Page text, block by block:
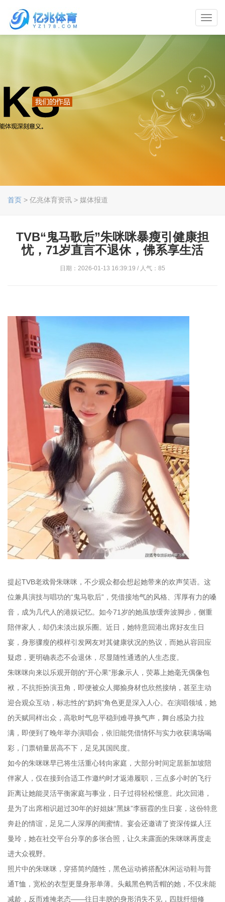
首页 > 亿兆体育资讯 > 媒体报道
TVB“鬼马歌后”朱咪咪暴瘦引健康担
忧，71岁直言不退休，佛系享生活
日期：2026-01-13 16:39:19 / 人气：85
提起TVB老戏骨朱咪咪，不少观众都会想起她带来的欢声笑语。这
位兼具演技与唱功的“鬼马歌后”，凭借接地气的风格、浑厚有力的嗓
音，成为几代人的港娱记忆。如今71岁的她虽放缓奔波脚步，侧重
陪伴家人，却仍未淡出娱乐圈。近日，她特意回港出席好友生日
宴，身形骤瘦的模样引发网友对其健康状况的热议，而她从容回应
疑虑，更明确表态不会退休，尽显随性通透的人生态度。
朱咪咪向来以乐观开朗的“开心果”形象示人，荧幕上她毫无偶像包
袱，不抗拒扮演丑角，即便被众人揶揄身材也欣然接纳，甚至主动
迎合观众互动，标志性的“奶妈”角色更是深入人心。在演唱领域，她
的天赋同样出众，高歌时气息平稳到难寻换气声，舞台感染力拉
满，即便到了晚年举办演唱会，依旧能凭借情怀与实力收获满场喝
彩，门票销量居高不下，足见其国民度。
如今的朱咪咪早已将生活重心转向家庭，大部分时间定居新加坡陪
伴家人，仅在接到合适工作邀约时才返港履职，三点多小时的飞行
距离让她能灵活平衡家庭与事业，日子过得轻松惬意。此次回港，
是为了出席相识超过30年的好姐妹“黑妹”李丽霞的生日宴，这份特意
奔赴的情谊，足见二人深厚的闺蜜情。宴会还邀请了资深传媒人汪
曼玲，她在社交平台分享的多张合照，让久未露面的朱咪咪再度走
进大众视野。
照片中的朱咪咪，穿搭简约随性，黑色运动裤搭配休闲运动鞋与普
通T恤，宽松的衣型更显身形单薄。头戴黑色鸭舌帽的她，不仅未能
减龄，反而难掩老态——往日丰腴的身形消失不见，四肢纤细修